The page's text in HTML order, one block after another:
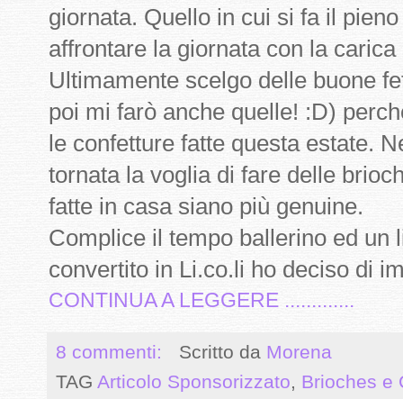
giornata. Quello in cui si fa il
affrontare la giornata con la carica
Ultimamente scelgo delle buone
poi mi farò anche quelle! :D)
le confetture fatte questa estate.
tornata la voglia di fare delle
fatte in casa siano più genuine.
Complice il tempo ballerino ed un
convertito in Li.co.li ho deciso di
CONTINUA A LEGGERE .............
8 commenti: Scritto da Morena
TAG Articolo Sponsorizzato, Brioches e